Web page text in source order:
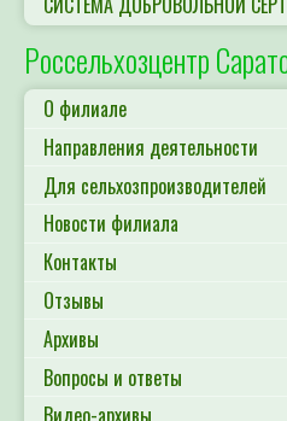
Россельхозцентр
О филиале
Направления деятельности
Для сельхозпроизводителей
Новости филиала
Контакты
Отзывы
Архивы
Вопросы и ответы
Видео-архивы